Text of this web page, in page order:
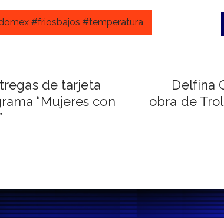
#friosbajos #temperatura
de tarjeta
“Mujeres con
Delfina
obra de